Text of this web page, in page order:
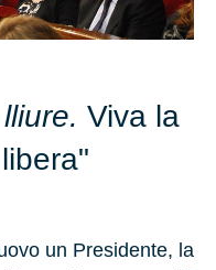
Viva la
un Presidente, la